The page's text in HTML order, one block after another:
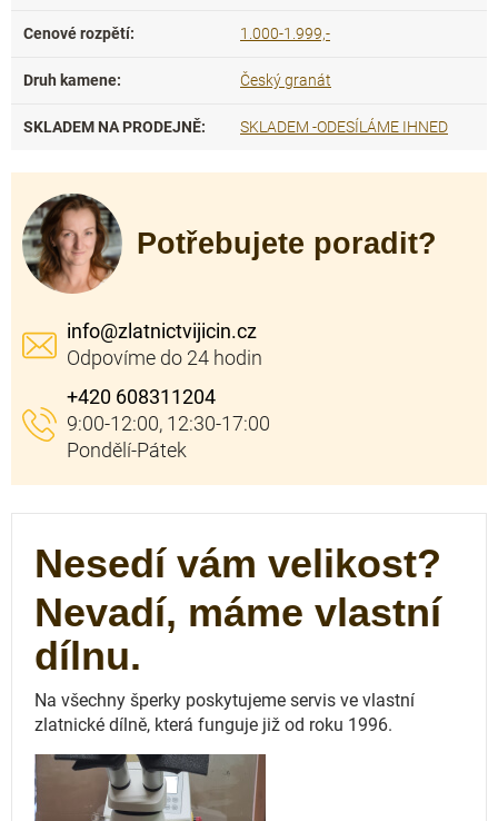
Cenové rozpětí: 1.000-1.999,-
Druh kamene: Český granát
SKLADEM NA PRODEJNĚ: SKLADEM -ODESÍLÁME IHNED
Potřebujete poradit?
info@zlatnictvijicin.cz
+420 608311204
Nesedí vám velikost?
Nevadí, máme vlastní
dílnu.
Na všechny šperky poskytujeme servis ve vlastní
zlatnické dílně, která funguje již od roku 1996.